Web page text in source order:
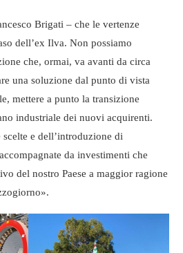
Brigati – che le vertenze
dell’ex Ilva. Non possiamo
che, ormai, va avanti da circa
una soluzione dal punto di vista
mettere a punto la transizione
industriale dei nuovi acquirenti.
e dell’introduzione di
da investimenti che
del nostro Paese a maggior ragione